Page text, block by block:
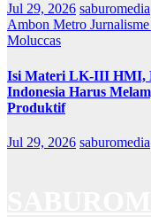
Jul 29, 2026 saburomedia
Ambon Metro
Moluccas
Isi Materi LK-III HMI,
Indonesia Harus
Produktif
Jul 29, 2026 saburomedia